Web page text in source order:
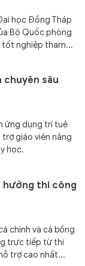
học Đồng Tháp
Bộ Quốc phòng
tốt nghiệp tham...
chuyên sâu
ứng dụng trí tuệ
giáo viên nâng
học.
hưởng thi công
chình và cá bống
trực tiếp từ thi
trợ cao nhất...